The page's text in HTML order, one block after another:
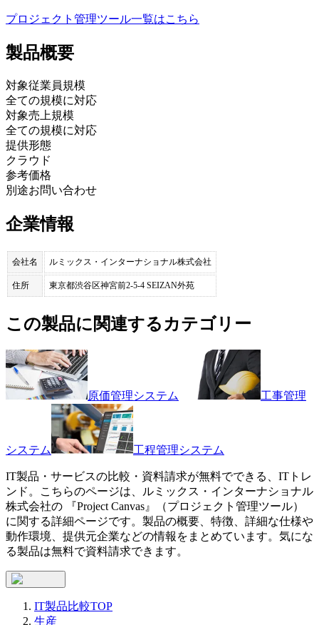
プロジェクト管理ツール一覧はこちら
製品概要
対象従業員規模
全ての規模に対応
対象売上規模
全ての規模に対応
提供形態
クラウド
参考価格
別途お問い合わせ
企業情報
会社名 ルミックス・インターナショナル株式会社
住所 東京都渋谷区神宮前2-5-4 SEIZAN外苑
この製品に関連するカテゴリー
原価管理システム 工事管理
システム 工程管理システム
IT製品・サービスの比較・資料請求が無料でできる、ITトレ
ンド。こちらのページは、
ルミックス・インターナショナル
株式会社の 『Project Canvas 』（プロジェクト管理ツール）
に関する詳細ページです。製品の概要、特徴、詳細な仕様や
動作環境、提供元企業などの情報をまとめています。気にな
る製品は無料で資料請求できます。
IT製品比較TOP
生産